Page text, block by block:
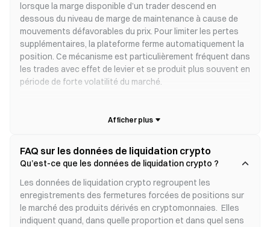
lorsque la marge disponible d’un trader descend en
dessous du niveau de marge de maintenance à cause de
mouvements défavorables du prix. Pour limiter les pertes
supplémentaires, la plateforme ferme automatiquement la
position. Ce mécanisme est particulièrement fréquent dans
les trades avec effet de levier et se produit plus souvent en
période de forte volatilité du marché.
sentiment extrême sur le marché soit une euphorie
excessive, soit une panique. Lorsqu’un trop grand nombre
de traders sont positionnés du même côté avec un effet
de levier important, un mouvement brutal contre eux peut
déclencher une cascade de liquidations forcées,
accélérant ainsi les mouvements de prix. Les liquidations à
FAQ sur les données de liquidation crypto
Qu’est-ce que les données de liquidation crypto ?
Les données de liquidation crypto regroupent les
enregistrements des fermetures forcées de positions sur
le marché des produits dérivés en cryptomonnaies.  Elles
indiquent quand, dans quelle proportion et dans quel sens